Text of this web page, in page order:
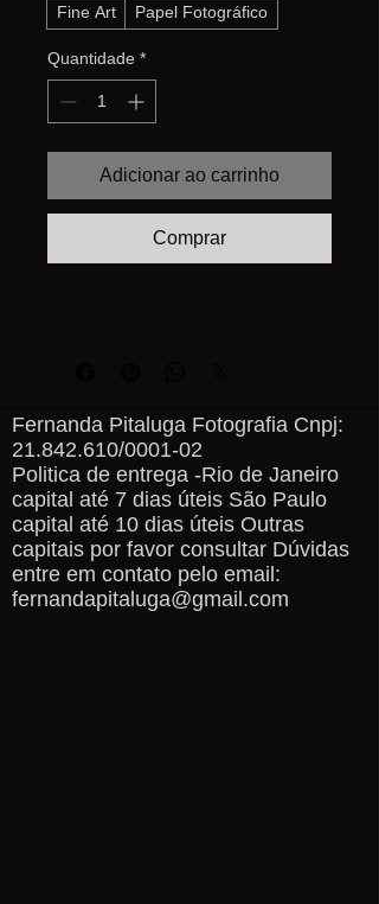
Fine Art
Papel Fotográfico
Quantidade *
Adicionar ao carrinho
Comprar
Fernanda Pitaluga Fotografia Cnpj:
21.842.610/0001-02
Politica de entrega -Rio de Janeiro
capital até 7 dias úteis São Paulo
capital até 10 dias úteis Outras
capitais por favor consultar Dúvidas
entre em contato pelo email:
fernandapitaluga@gmail.com